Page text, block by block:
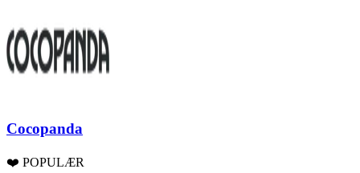
Cocopanda
❤️ POPULÆR